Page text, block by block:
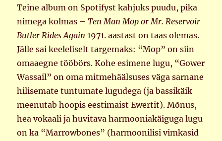
Teine album on Spotifyst kahjuks puudu, pika
nimega kolmas –Ten Man Mop or Mr. Reservoir
Butler Rides Again 1971. aastast on taas olemas.
Jälle sai keeleliselt targemaks: “Mop” on siin
omaaegne tööbörs. Kohe esimene lugu, “Gower
Wassail” on oma mitmehäälsuses väga sarnane
hilisemate tuntumate lugudega (ja bassikäik
meenutab hoopis eestimaist Ewertit). Mõnus,
hea vokaali ja huvitava harmooniakäiguga lugu
on ka “Marrowbones” (harmoonilisi vimkasid